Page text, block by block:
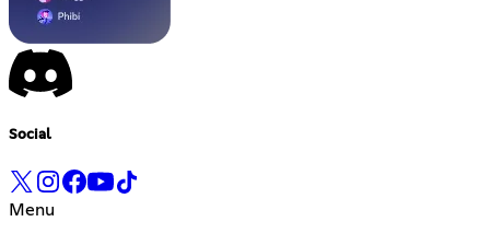
Social
Menu